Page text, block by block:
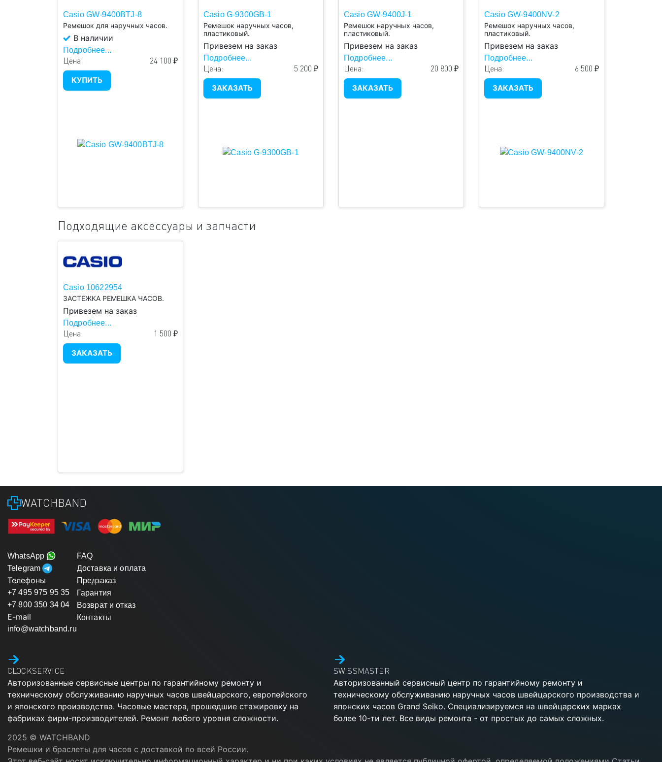
Casio GW-9400BTJ-8
Ремешок для наручных часов.
В наличии
Подробнее...
Цена: 24 100 ₽
КУПИТЬ
Casio G-9300GB-1
Ремешок наручных часов,
пластиковый.
Привезем на заказ
Подробнее...
Цена: 5 200 ₽
ЗАКАЗАТЬ
Casio GW-9400J-1
Ремешок наручных часов,
пластиковый.
Привезем на заказ
Подробнее...
Цена: 20 800 ₽
ЗАКАЗАТЬ
Casio GW-9400NV-2
Ремешок наручных часов,
пластиковый.
Привезем на заказ
Подробнее...
Цена: 6 500 ₽
ЗАКАЗАТЬ
Подходящие аксессуары и запчасти
Casio 10622954
ЗАСТЕЖКА РЕМЕШКА ЧАСОВ.
Привезем на заказ
Подробнее...
Цена: 1 500 ₽
ЗАКАЗАТЬ
WATCHBAND
WhatsApp
Telegram
Телефоны
+7 495 975 95 35
+7 800 350 34 04
E-mail
info@watchband.ru
FAQ
Доставка и оплата
Предзаказ
Гарантия
Возврат и отказ
Контакты
CLOCKSERVICE
Авторизованные сервисные центры по гарантийному ремонту и
техническому обслуживанию наручных часов швейцарского, европейского
и японского производства. Часовые мастера, прошедшие стажировку на
фабриках фирм-производителей. Ремонт любого уровня сложности.
SWISSMASTER
Авторизованный сервисный центр по гарантийному ремонту и
техническому обслуживанию наручных часов швейцарского производства и
японских часов Grand Seiko. Специализируемся на швейцарских марках
более 10-ти лет. Все виды ремонта - от простых до самых сложных.
2025 © WATCHBAND
Ремешки и браслеты для часов с доставкой по всей России.